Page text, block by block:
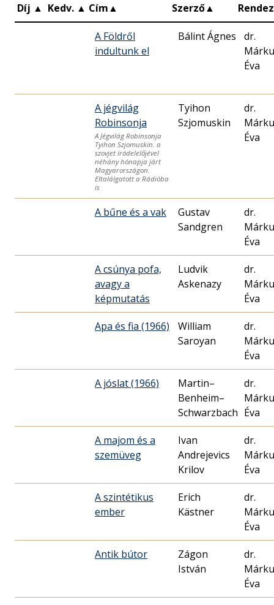
Díj ▲ Kedv. ▲ Cím▲ Szerző▲
A Földről
indultunk el
Bálint Ágnes
dr.
Éva
A jégvilág
Robinsonja
A Jégvilág Robinsonja
Tyihon Szjomuskin. a
szovjet íródelelőjével
néhány hónapja járt
Magyarországon.
Eltalálgatott a Rádióba
is
Tyihon
Szjomuskin
dr.
Éva
A bűne és a vak
Gustav
Sandgren
dr.
Éva
A csúnya pofa,
avagy a
képmutatás
Ludvik
Askenazy
dr.
Éva
Apa és fia (1966)
William
Saroyan
dr.
Éva
A jóslat (1966)
Martin–
Benheim–
Schwarzbach
dr.
Éva
A majom és a
szemüveg
Ivan
Andrejevics
Krilov
dr.
Éva
A szintétikus
ember
Erich
Kästner
dr.
Éva
Antik bútor
Zágon
István
dr.
Éva